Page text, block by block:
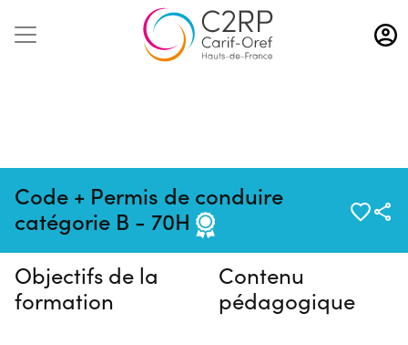
Aller
au
contenu
Code + Permis de conduire
catégorie B - 70H
Pas de session programmée en
ce moment
Objectifs de la
formation
Contenu
pédagogique